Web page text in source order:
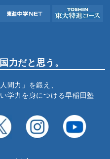
力だと思う。
人間力」を鍛え、
学力を身につける早稲田塾